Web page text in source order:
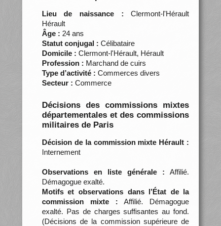
Lieu de naissance : Clermont-l'Hérault
Hérault
Âge : 24 ans
Statut conjugal : Célibataire
Domicile : Clermont-l'Hérault, Hérault
Profession : Marchand de cuirs
Type d’activité : Commerces divers
Secteur : Commerce
Décisions des commissions mixtes
départementales et des commissions
militaires de Paris
Décision de la commission mixte Hérault :
Internement
Observations en liste générale : Affilié.
Démagogue exalté.
Motifs et observations dans l’État de la
commission mixte : Affilié. Démagogue
exalté. Pas de charges suffisantes au fond.
(Décisions de la commission supérieure de